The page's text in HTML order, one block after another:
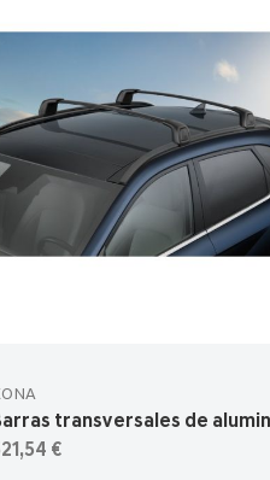
transversales de
€